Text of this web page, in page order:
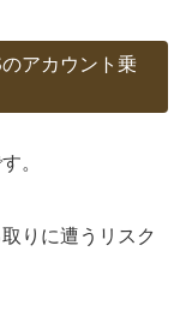
アカウント乗
。
りに遭うリスク